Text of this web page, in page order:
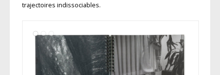
trajectoires indissociables.